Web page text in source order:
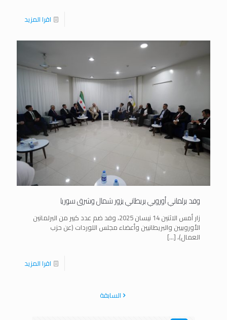
اقرا المزيد
وفد برلماني أوروبي بريطاني يزور شمال وشرق سوريا
زار أمس الاثنين 14 نيسان 2025، وفد ضم عدد كبير من البرلمانين
الأوروبيين والبريطانيين وأعضاء مجلس اللوردات (عن حزب
العمال)،[…]
اقرا المزيد
السابقة